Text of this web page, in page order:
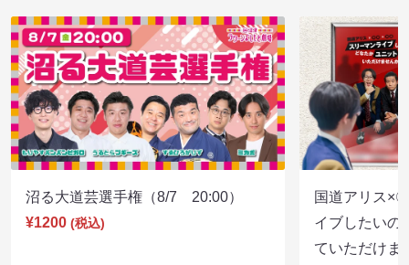
沼る大道芸選手権（8/7 20:00）
¥1200 (税込)
国道アリス×
イブしたいの
ていただけ